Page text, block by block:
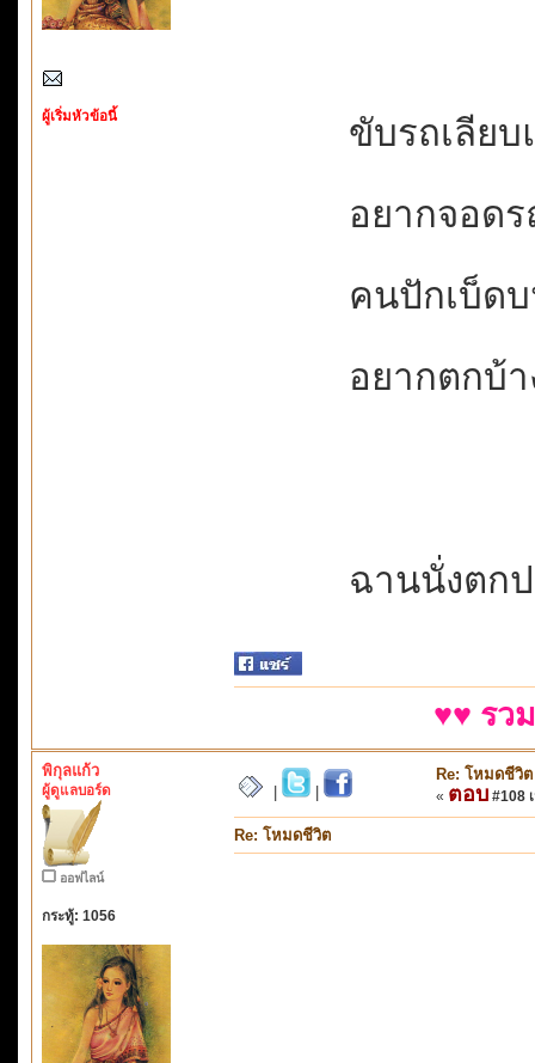
ผู้เริ่มหัวข้อนี้
ขับรถเลีย
อยากจอด
คนปักเบ็ด
อยากตกบ้
ฉานนั่งตก
♥♥ รว
พิกุลแก้ว
ผู้ดูแลบอร์ด
ออฟไลน์
กระทู้: 1056
Re: โหมดชีวิต
« ตอบ #108
Re: โหมดชีวิต